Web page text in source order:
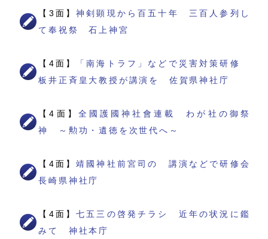
【3面】神剣顕現から百五十年 三百人参列し
て奉祝祭 石上神宮
【4面】
「南海トラフ」などで災害対策研修
板井正斉皇大教授が講演を 佐賀県神社庁
【4面】 全國護國神社會連載 わが社の御祭
神 ～勲功・遺徳を次世代へ～
【4面】靖國神社前宮司の 講演などで研修会
長崎県神社庁
【4面】七五三の啓発チラシ 近年の状況に鑑
みて 神社本庁